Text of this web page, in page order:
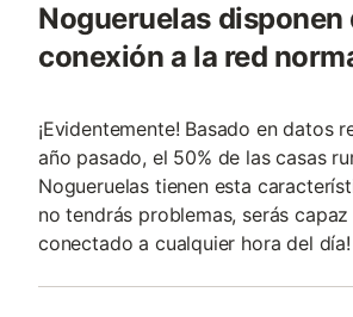
Nogueruelas disponen
conexión a la red
¡Evidentemente! Basado en datos
año pasado, el 50% de las casas
Nogueruelas tienen esta
no tendrás problemas, serás
conectado a cualquier hora del día!